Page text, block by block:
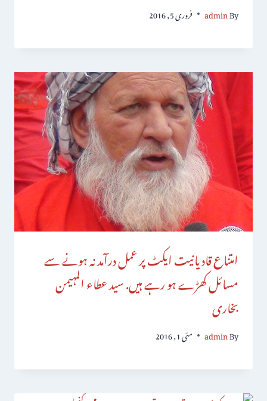
By
admin فروری 5, 2016
امتناع قادیانیت ایکٹ پر عمل درآمد نہ ہونے سے
مسائل کھڑے ہو رہے ہیں. سید عطاء المہیمن
بخاری
By
admin مئی 1, 2016